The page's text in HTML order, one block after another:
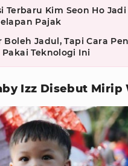
Terbaru Kim Seon Ho
Pajak
Boleh Jadul, Tapi Cara
Pakai Teknologi Ini
Izz Disebut Mirip